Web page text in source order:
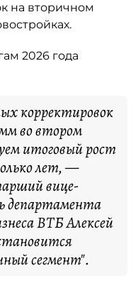
на вторичном
2026 года
корректировок
во втором
итоговый рост
лет, —
вице-
департамента
ВТБ Алексей
сегмент".